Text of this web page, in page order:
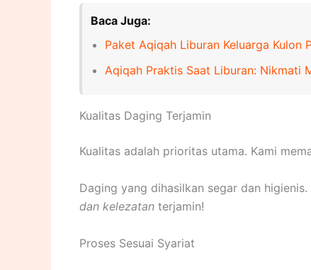
Baca Juga:
Paket Aqiqah Liburan Keluarga Kulon
Aqiqah Praktis Saat Liburan: Nikmati
Kualitas Daging Terjamin
Kualitas adalah prioritas utama. Kami
Daging yang dihasilkan segar dan
dan kelezatan terjamin!
Proses Sesuai Syariat